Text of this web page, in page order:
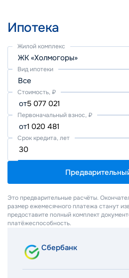
Ипотека
Жилой комплекс
ЖК «Холмогоры»
Вид ипотеки
Все
Стоимость, ₽
от
Первоначальный взнос, ₽
от
Срок кредита, лет
Это предварительные расчёты.
размер ежемесячного платежа станут
предоставите полный комплект
платёжеспособность.
Сбербанк